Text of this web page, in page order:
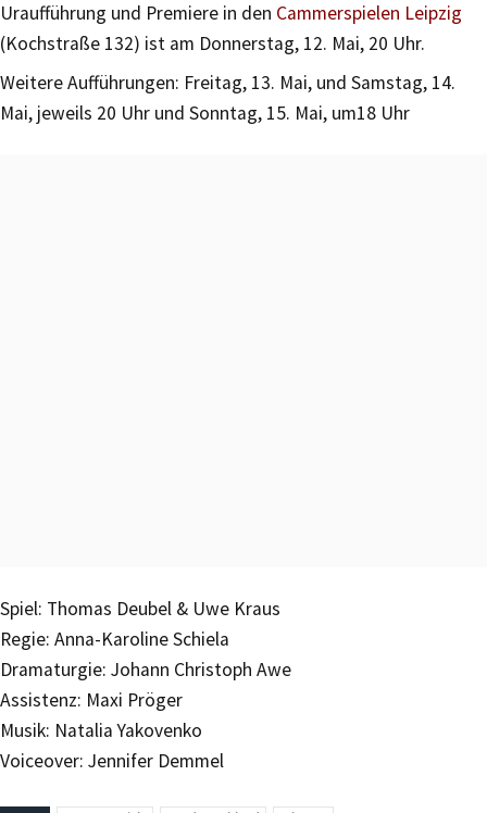
Uraufführung und Premiere in den Cammerspielen Leipzig
(Kochstraße 132) ist am Donnerstag, 12. Mai, 20 Uhr.
Weitere Aufführungen: Freitag, 13. Mai, und Samstag, 14.
Mai, jeweils 20 Uhr und Sonntag, 15. Mai, um18 Uhr
Spiel: Thomas Deubel & Uwe Kraus
Regie: Anna-Karoline Schiela
Dramaturgie: Johann Christoph Awe
Assistenz: Maxi Pröger
Musik: Natalia Yakovenko
Voiceover: Jennifer Demmel